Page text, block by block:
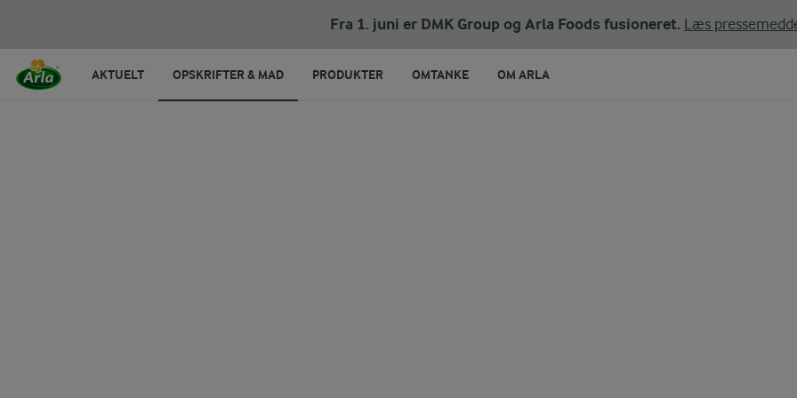
Fra 1. juni er DMK Group og Arla Foods fusioneret. Læs
AKTUELT OPSKRIFTER & MAD PRODUKTER OMTANKE OM ARLA